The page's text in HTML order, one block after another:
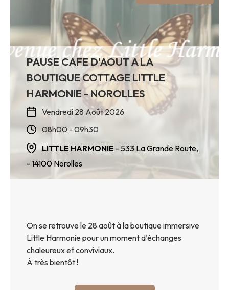
PAUSE CAFE D'AOUT A LA
BOUTIQUE COTTAGE LITTLE
HARMONIE - NOROLLES
Vendredi 28 Août 2026
08h00 - 09h30
LITTLE HARMONIE - 533 La Grande Route,
- 14100 Norolles
On se retrouve le 28 août à la boutique immersive
Little Harmonie pour un moment d’échanges
chaleureux et conviviaux.
À très bientôt !